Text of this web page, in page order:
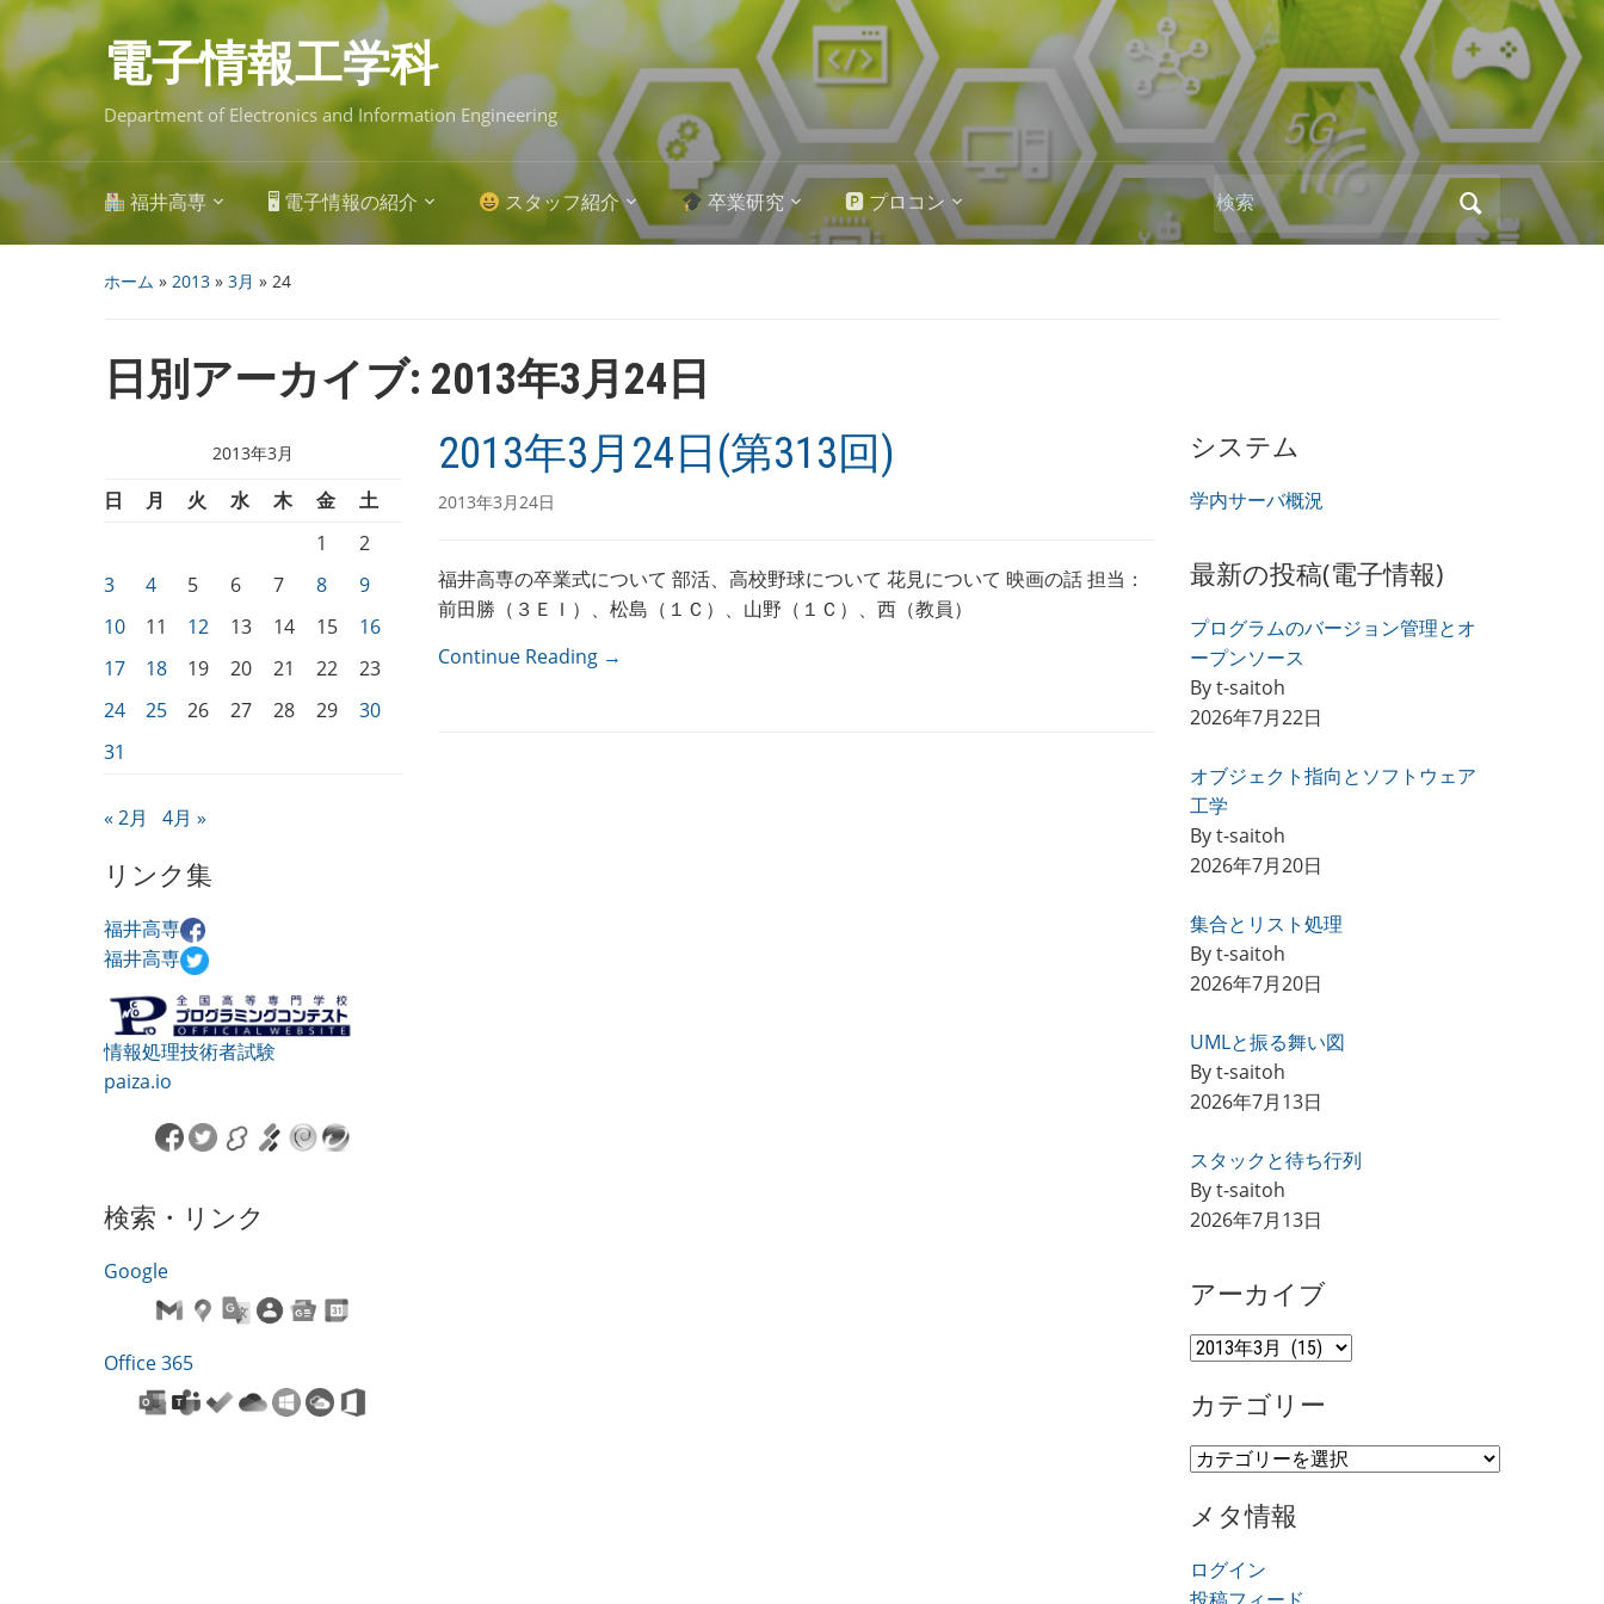
Skip
to
main
content 電子情報工学科
Department of Electronics and Information Engineering
福井高専 🖥 電子情報の紹介 スタッフ紹介 卒業研究 🅿 プロコン
Search
for:
ホーム » 2013 » 3月 » 24
日別アーカイブ: 2013年3月24日
2013年3月
日 月 火 水 木 金
土
1
2
3
4 5 6 7 8
9
10
11 12 13 14 15
16
17
18 19 20 21 22
23
24
25 26 27 28 29
30
31
« 2月 4月 »
リンク集
福井高専
福井高専
情報処理技術者試験
paiza.io
検索・リンク
Google
Office 365
2013年3月24日(第313回)
2013年3月24日
福井高専の卒業式について 部活、高校野球について 花見について 映画の話 担当：
前田勝（３ＥＩ）、松島（１Ｃ）、山野（１Ｃ）、西（教員）
Continue Reading →
システム
学内サーバ概況
最新の投稿(電子情報)
プログラムのバージョン管理とオ
ープンソース
By t-saitoh
2026年7月22日
オブジェクト指向とソフトウェア
工学
By t-saitoh
2026年7月20日
集合とリスト処理
By t-saitoh
2026年7月20日
UMLと振る舞い図
By t-saitoh
2026年7月13日
スタックと待ち行列
By t-saitoh
2026年7月13日
アーカイブ
ア
カ
ブ
カテゴリー
カ
ゴ
ー
メタ情報
ログイン